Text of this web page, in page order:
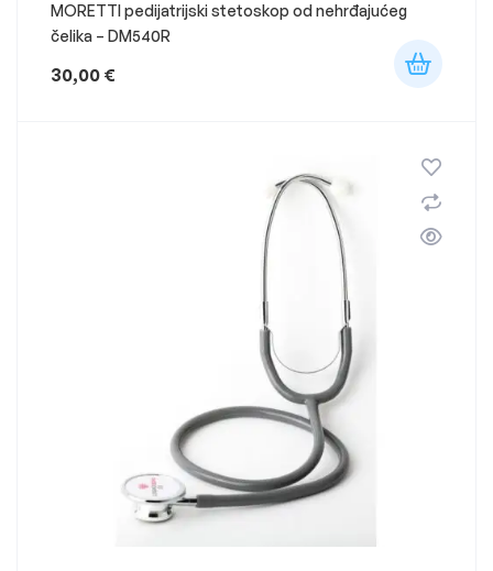
MORETTI pedijatrijski stetoskop od nehrđajućeg
čelika – DM540R
30,00 €